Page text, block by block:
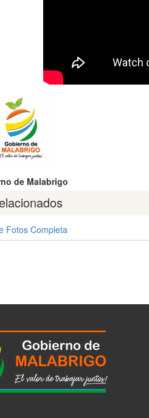
de Malabrigo
Fotos Completa